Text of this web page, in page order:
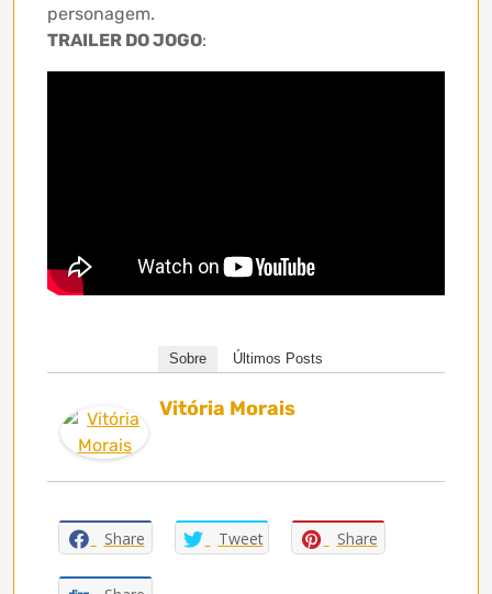
personagem.
TRAILER DO JOGO:
Sobre Últimos Posts
Vitória Morais
Share Tweet Share